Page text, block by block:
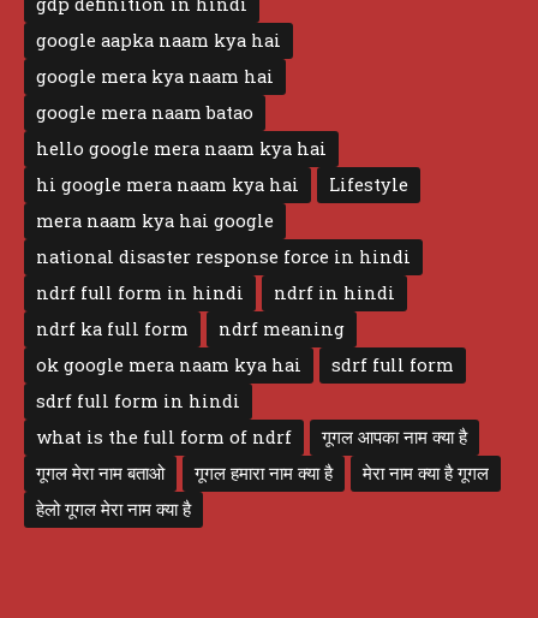
google aapka naam kya hai
google mera kya naam hai
google mera naam batao
hello google mera naam kya hai
hi google mera naam kya hai
Lifestyle
mera naam kya hai google
national disaster response force in hindi
ndrf full form in hindi
ndrf in hindi
ndrf ka full form
ndrf meaning
ok google mera naam kya hai
sdrf full form
sdrf full form in hindi
what is the full form of ndrf
गूगल आपका नाम क्या है
गूगल मेरा नाम बताओ
गूगल हमारा नाम क्या है
मेरा नाम क्या है गूगल
हेलो गूगल मेरा नाम क्या है